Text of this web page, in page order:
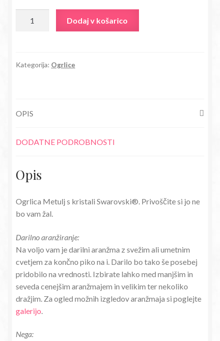
27,80€.
Swarovski®
Dodaj v košarico
Kategorija: Ogrlice
OPIS
DODATNE PODROBNOSTI
Opis
Ogrlica Metulj s kristali Swarovski®. Privoščite si jo ne
bo vam žal.
Darilno aranžiranje:
Na voljo vam je darilni aranžma z svežim ali umetnim
cvetjem za končno piko na i. Darilo bo tako še posebej
pridobilo na vrednosti. Izbirate lahko med manjšim in
seveda cenejšim aranžmajem in velikim ter nekoliko
dražjim. Za ogled možnih izgledov aranžmaja si poglejte
galerijo
Nega: